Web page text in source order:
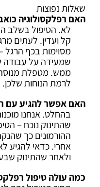
שאלות נפוצות
האם רפלקסולוגיה
לא. הטיפול בשלב
קל ועדין. לעתים
מסוימות בכף הרגל
שמעידה על עבודה
ממש. מטפלת
לרמת הנוחות שלכן.
האם אפשר להגיע עם
בהחלט. אנחנו
שהתינוק נוכח –
ההורמונים כך
אחרי. כדאי להגיע
ולאחר שהתינוק
כמה עולה טיפול